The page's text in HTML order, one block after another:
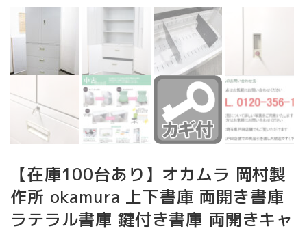
【在庫100台あり】オカムラ 岡村製
作所 okamura 上下書庫 両開き書庫
ラテラル書庫 鍵付き書庫 両開きキャ